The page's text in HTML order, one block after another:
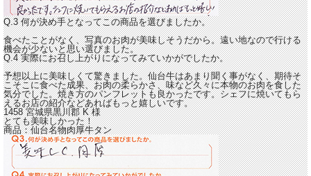
Q.3 何が決め手となってこの商品を選びましたか。
食べたことがなく、写真のお肉が美味しそうだから。遠い地なので行ける
機会が少ないと思い選びました。
Q.4 実際にお召し上がりになってみていかがでしたか。
予想以上に美味しくて驚きました。仙台牛はあまり聞く事がなく、期待そ
こそこに食べた成果、お肉の柔らかさ、味など久々に本物のお肉を食した
気分でした。焼き方のパンフレットも良かったです。シェフに焼いてもら
えるお店の紹介などあればもっと嬉しいです。
1458 宮城県黒川郡K様
とても美味しかった！
商品：仙台名物肉厚牛タン